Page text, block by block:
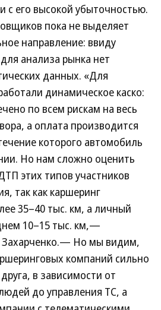
с его высокой убыточностью.
пока не выделяет
направление: ввиду
анализа рынка нет
данных. «Для
динамическое каско:
по всем рискам на весь
а оплата производится
которого автомобиль
Но нам сложно оценить
этих типов участников
так как каршеринг
35–40 тыс. км, а личный
10–15 тыс. км,—
Захарченко.— Но мы видим,
компаний сильно
в зависимости от
до управления ТС, а